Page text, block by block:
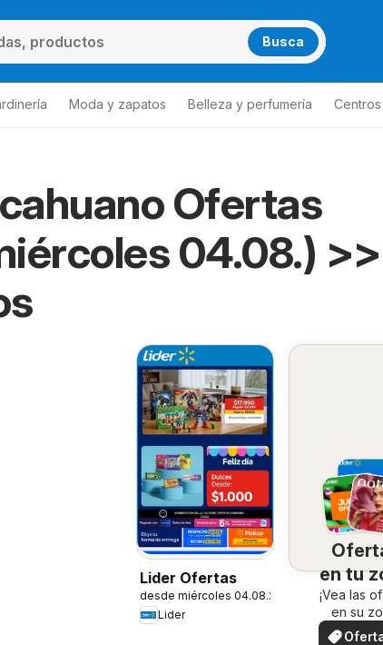
Busca
Moda y zapatos Belleza y perfumería
Ofertas
04.08.) >>
Lider Ofertas
desde miércoles 04.08.2026
Lider
en tu
¡Vea las
en su